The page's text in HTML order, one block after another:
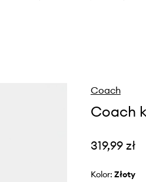
Coach
Coach
319,99 zł
Kolor: złoty